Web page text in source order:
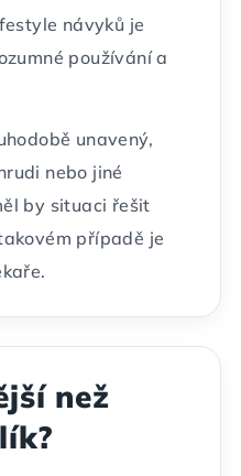
návyků je
používání a
unavený,
nebo jiné
by situaci řešit
případě je
než